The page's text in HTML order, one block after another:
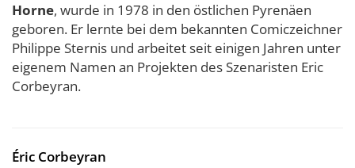
Horne, wurde in 1978 in den östlichen Pyrenäen
geboren. Er lernte bei dem bekannten Comiczeichner
Philippe Sternis und arbeitet seit einigen Jahren unter
eigenem Namen an Projekten des Szenaristen Eric
Corbeyran.
Éric Corbeyran